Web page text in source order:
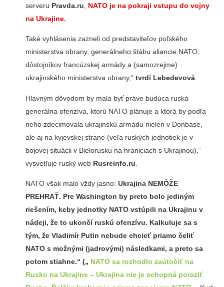
serveru Pravda.ru
NATO je na pokraji vstupu do vojny
na Ukrajine.
Také vyhlásenia zazneli od predstaviteľov poľského
ministerstva obrany, generálneho štábu aliancie NATO,
dôstojníkov francúzskej armády a (samozrejme)
ukrajinského ministerstva obrany,“ tvrdí Lebedevová.
Hlavným dôvodom by mala byť práve budúca ruská
generálna ofenzíva, ktorú NATO plánuje a ktorá by podľa
neho zdecimovala ukrajinskú armádu nielen v Donbase,
ale aj na kyjevskej strane (veľa ruských jednotiek je v
bojovej situácii v Bielorusku na hraniciach s Ukrajinou),“
vysvetľuje ruský web Rusreinfo.ru
NATO však malo vždy jasno: Ukrajina NEMÔŽE
PREHRAŤ. Pre Washington by preto bolo jediným
riešením, keby jednotky NATO vstúpili na Ukrajinu v
nádeji, že to ukončí ruskú ofenzívu. Kalkuluje sa s
tým, že Vladimír Putin nebude chcieť priamo čeliť
NATO s možnými (jadrovými) následkami, a preto sa
potom stiahne.“ („ NATO sa rozhodlo zaútočiť na
Rusko na Ukrajine – Ukrajina nie je schopná poraziť